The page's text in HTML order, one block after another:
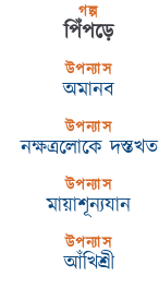
গল্প
পিঁপড়ে
উপন্যাস
অমানব
উপন্যাস
নক্ষত্রলোকে দস্তখত
উপন্যাস
মায়াশূন্যযান
উপন্যাস
আঁখিশ্রী